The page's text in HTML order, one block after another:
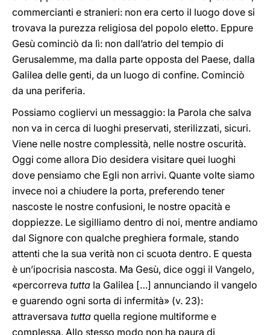
commercianti e stranieri: non era certo il luogo dove si
trovava la purezza religiosa del popolo eletto. Eppure
Gesù cominciò da lì: non dall’atrio del tempio di
Gerusalemme, ma dalla parte opposta del Paese, dalla
Galilea delle genti, da un luogo di confine. Cominciò
da una periferia.
Possiamo cogliervi un messaggio: la Parola che salva
non va in cerca di luoghi preservati, sterilizzati, sicuri.
Viene nelle nostre complessità, nelle nostre oscurità.
Oggi come allora Dio desidera visitare quei luoghi
dove pensiamo che Egli non arrivi. Quante volte siamo
invece noi a chiudere la porta, preferendo tener
nascoste le nostre confusioni, le nostre opacità e
doppiezze. Le sigilliamo dentro di noi, mentre andiamo
dal Signore con qualche preghiera formale, stando
attenti che la sua verità non ci scuota dentro. E questa
è un’ipocrisia nascosta. Ma Gesù, dice oggi il Vangelo,
«percorreva tutta la Galilea […] annunciando il vangelo
e guarendo ogni sorta di infermità» (v. 23):
attraversava tutta quella regione multiforme e
complessa. Allo stesso modo non ha paura di